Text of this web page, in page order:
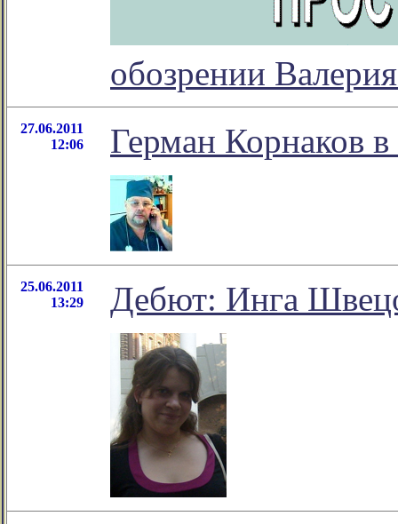
обозрении
27.06.2011
12:06
Герман Корнаков
25.06.2011
13:29
Дебют: Инга